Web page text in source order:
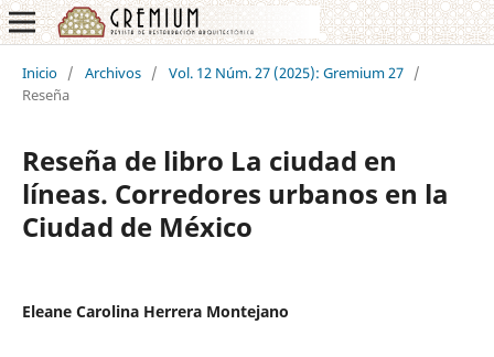
Inicio / Archivos / Vol. 12 Núm. 27 (2025): Gremium 27 /
Reseña
Reseña de libro La ciudad en
líneas. Corredores urbanos en la
Ciudad de México
Eleane Carolina Herrera Montejano